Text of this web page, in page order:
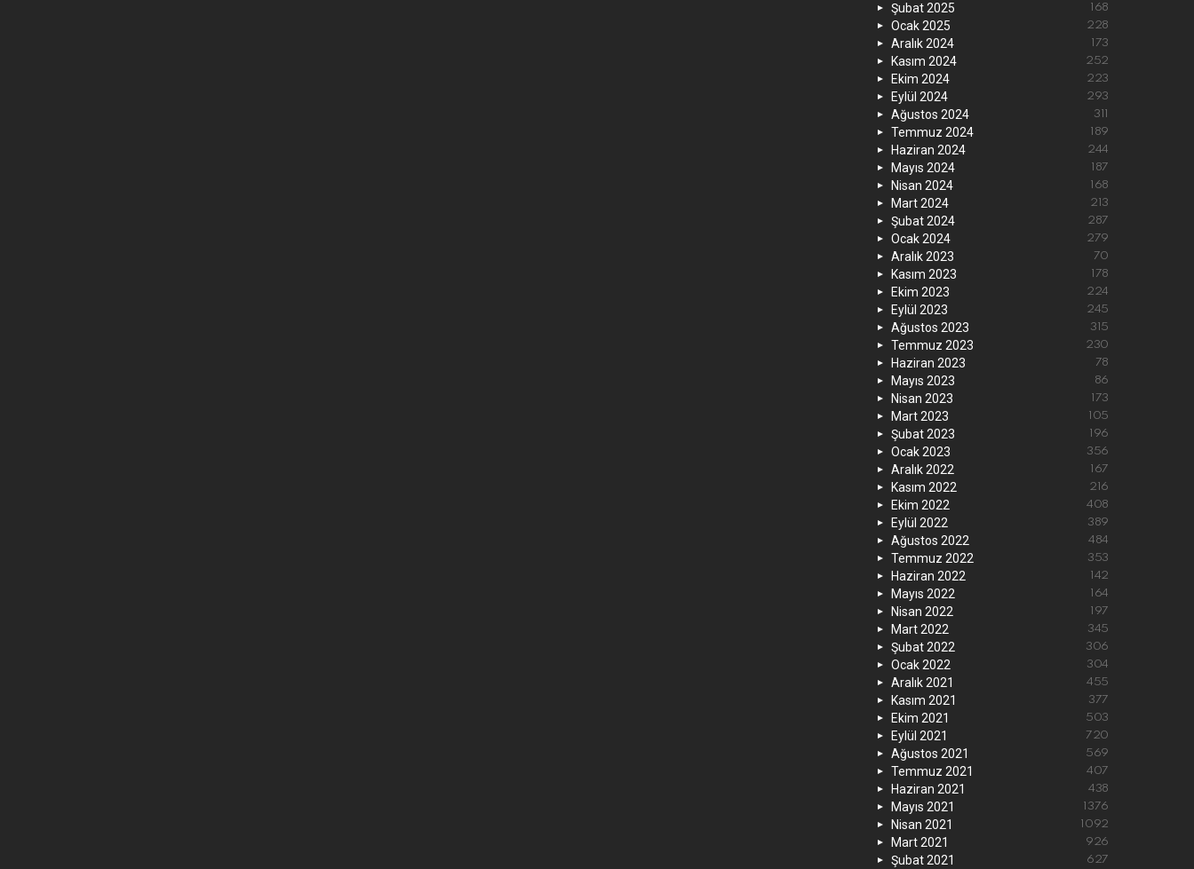
Şubat 2025 168
Ocak 2025 228
Aralık 2024 173
Kasım 2024 252
Ekim 2024 223
Eylül 2024 293
Ağustos 2024 311
Temmuz 2024 189
Haziran 2024 244
Mayıs 2024 187
Nisan 2024 168
Mart 2024 213
Şubat 2024 287
Ocak 2024 279
Aralık 2023 70
Kasım 2023 178
Ekim 2023 224
Eylül 2023 245
Ağustos 2023 315
Temmuz 2023 230
Haziran 2023 78
Mayıs 2023 86
Nisan 2023 173
Mart 2023 105
Şubat 2023 196
Ocak 2023 356
Aralık 2022 167
Kasım 2022 216
Ekim 2022 408
Eylül 2022 389
Ağustos 2022 484
Temmuz 2022 353
Haziran 2022 142
Mayıs 2022 164
Nisan 2022 197
Mart 2022 345
Şubat 2022 306
Ocak 2022 304
Aralık 2021 455
Kasım 2021 377
Ekim 2021 503
Eylül 2021 720
Ağustos 2021 569
Temmuz 2021 407
Haziran 2021 438
Mayıs 2021 1376
Nisan 2021 1092
Mart 2021 926
Şubat 2021 627